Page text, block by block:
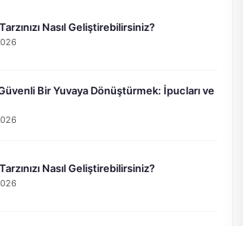
Nasıl Geliştirebilirsiniz?
Bir Yuvaya Dönüştürmek: İpucları ve
Nasıl Geliştirebilirsiniz?